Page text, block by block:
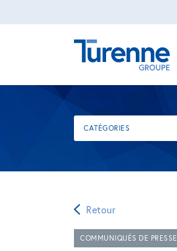
CATÉGORIES
Retour
COMMUNIQUÉS DE PRESSE